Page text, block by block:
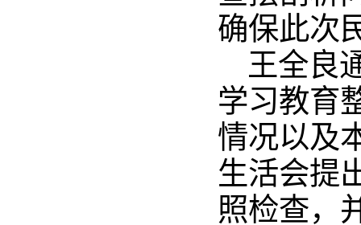
确保此次
王全良
学习教育
情况以及
生活会提
照检查，